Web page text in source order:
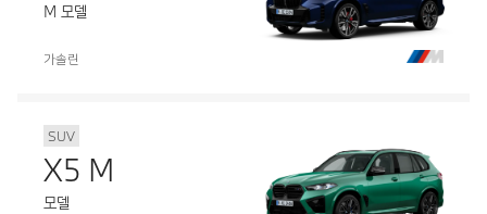
M 모델
가솔린
SUV
X5 M
모델